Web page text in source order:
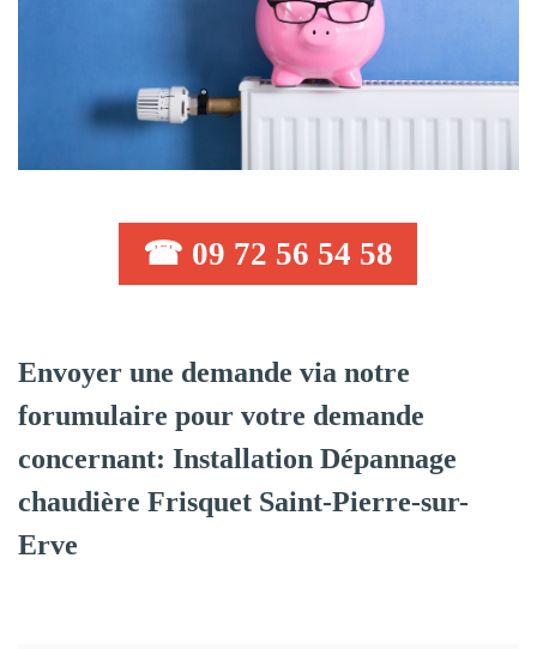
☎ 09 72 56 54 58
Envoyer une demande via notre
forumulaire pour votre demande
concernant: Installation Dépannage
chaudière Frisquet Saint-Pierre-sur-
Erve